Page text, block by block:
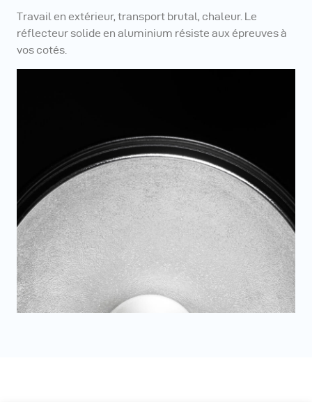
Travail en extérieur, transport brutal, chaleur. Le
réflecteur solide en aluminium résiste aux épreuves à
vos cotés.